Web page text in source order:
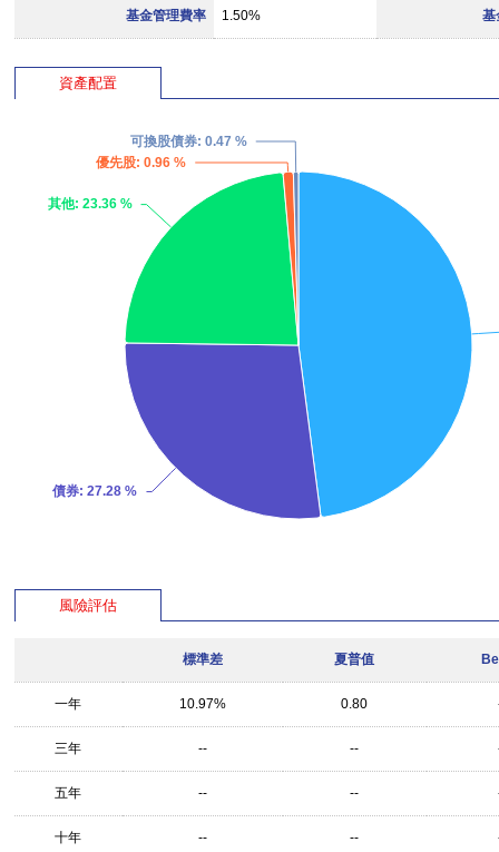
基金管理費率 1.50% 基
資產配置
債券: 27.28 %
其他: 23.36 %
優先股: 0.96 %
可換股債券: 0.47 %
風險評估
標準差 夏普值
一年 10.97% 0.80
三年 -- --
五年 -- --
十年 -- --